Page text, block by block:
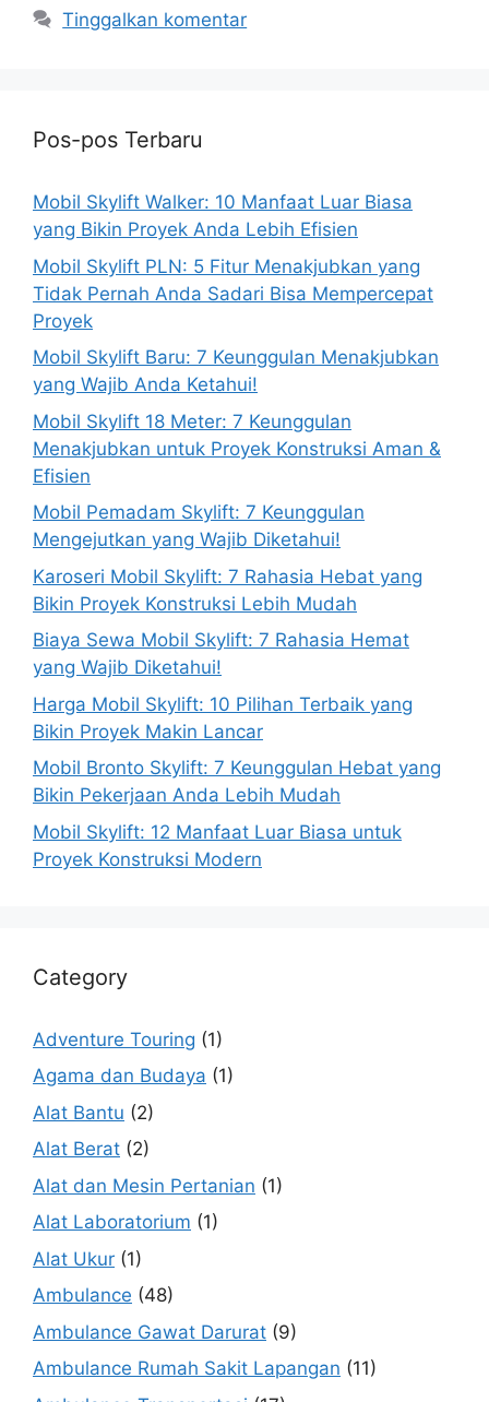
Tinggalkan komentar
Pos-pos Terbaru
Mobil Skylift Walker: 10 Manfaat Luar Biasa
yang Bikin Proyek Anda Lebih Efisien
Mobil Skylift PLN: 5 Fitur Menakjubkan yang
Tidak Pernah Anda Sadari Bisa Mempercepat
Proyek
Mobil Skylift Baru: 7 Keunggulan Menakjubkan
yang Wajib Anda Ketahui!
Mobil Skylift 18 Meter: 7 Keunggulan
Menakjubkan untuk Proyek Konstruksi Aman &
Efisien
Mobil Pemadam Skylift: 7 Keunggulan
Mengejutkan yang Wajib Diketahui!
Karoseri Mobil Skylift: 7 Rahasia Hebat yang
Bikin Proyek Konstruksi Lebih Mudah
Biaya Sewa Mobil Skylift: 7 Rahasia Hemat
yang Wajib Diketahui!
Harga Mobil Skylift: 10 Pilihan Terbaik yang
Bikin Proyek Makin Lancar
Mobil Bronto Skylift: 7 Keunggulan Hebat yang
Bikin Pekerjaan Anda Lebih Mudah
Mobil Skylift: 12 Manfaat Luar Biasa untuk
Proyek Konstruksi Modern
Category
Adventure Touring (1)
Agama dan Budaya (1)
Alat Bantu (2)
Alat Berat (2)
Alat dan Mesin Pertanian (1)
Alat Laboratorium (1)
Alat Ukur (1)
Ambulance (48)
Ambulance Gawat Darurat (9)
Ambulance Rumah Sakit Lapangan (11)